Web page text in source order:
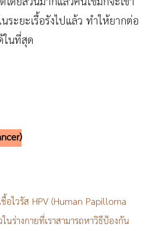
ระยะเรื้อรังไปแล้ว ทำให้ยากต่อ
ในที่สุด
อไวรัส HPV (Human Papilloma
นร่างกายที่เราสามารถหาวิธีป้องกัน